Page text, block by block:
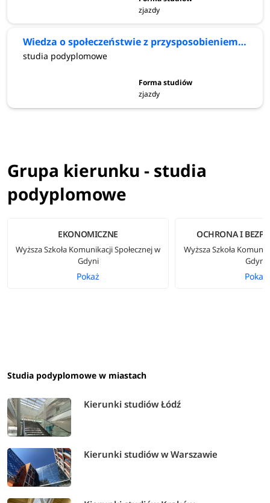
zjazdy
Wiedza o społeczeństwie z przysposobieniem obronnym
studia podyplomowe
zjazdy
Grupa kierunku - studia
podyplomowe
EKONOMICZNE
Wyższa Szkoła Komunikacji Społecznej w
Gdyni
Pokaż
OCHRONA I
Wyższa Szkoła
Gdyni
Pokaż
Studia podyplomowe w miastach
Kierunki studiów Łódź
Kierunki studiów w Warszawie